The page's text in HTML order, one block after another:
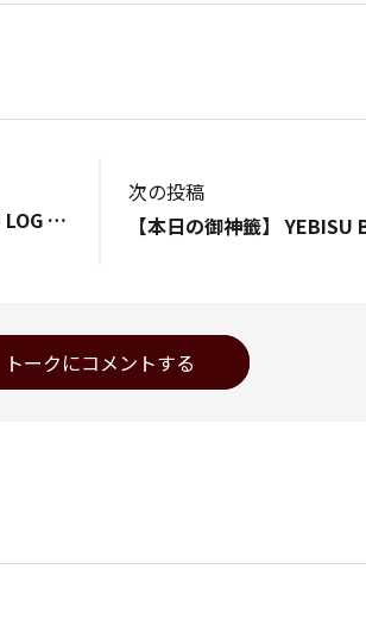
YEBISU BARに行ってきた。「YEBISU LOG 2026」のチェックインは、アプリをかざしてもダメだよ。YBTの画面だよ。 ・・・間違えちゃった、テヘヘ・・
次の投稿
トークにコメントする